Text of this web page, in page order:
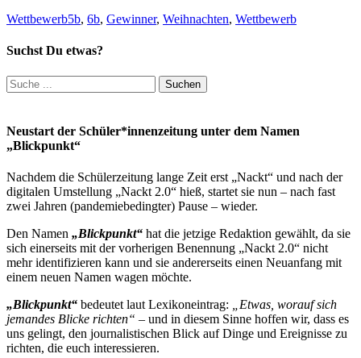
Kategorien
WettbewerbSchlagworte
5b, 6b, Gewinner, Weihnachten, Wettbewerb
Suchst Du etwas?
Suchen
nach:
Neustart der Schüler*innenzeitung unter dem Namen
„Blickpunkt“
Nachdem die Schülerzeitung lange Zeit erst „Nackt“ und nach der
digitalen Umstellung „Nackt 2.0“ hieß, startet sie nun – nach fast
zwei Jahren (pandemiebedingter) Pause – wieder.
Den Namen „Blickpunkt“ hat die jetzige Redaktion gewählt, da sie
sich einerseits mit der vorherigen Benennung „Nackt 2.0“ nicht
mehr identifizieren kann und sie andererseits einen Neuanfang mit
einem neuen Namen wagen möchte.
„Blickpunkt“ bedeutet laut Lexikoneintrag:
„Etwas, worauf sich
jemandes Blicke richten“ – und in diesem Sinne hoffen wir, dass es
uns gelingt, den journalistischen Blick auf Dinge und Ereignisse zu
richten, die euch interessieren.